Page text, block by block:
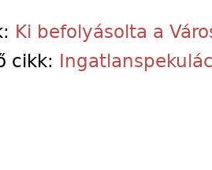
Ki befolyásolta a
cikk: